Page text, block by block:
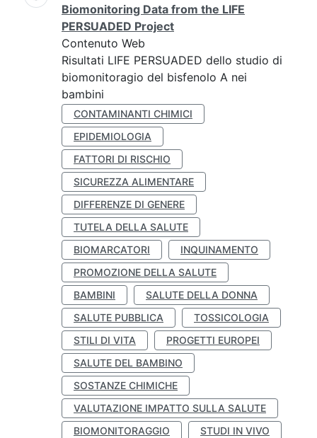
Biomonitoring Data from the LIFE
PERSUADED Project
Contenuto Web
Risultati LIFE PERSUADED dello studio di
biomonitoragio del bisfenolo A nei
bambini
CONTAMINANTI CHIMICI
EPIDEMIOLOGIA
FATTORI DI RISCHIO
SICUREZZA ALIMENTARE
DIFFERENZE DI GENERE
TUTELA DELLA SALUTE
BIOMARCATORI
INQUINAMENTO
PROMOZIONE DELLA SALUTE
BAMBINI
SALUTE DELLA DONNA
SALUTE PUBBLICA
TOSSICOLOGIA
STILI DI VITA
PROGETTI EUROPEI
SALUTE DEL BAMBINO
SOSTANZE CHIMICHE
VALUTAZIONE IMPATTO SULLA SALUTE
BIOMONITORAGGIO
STUDI IN VIVO